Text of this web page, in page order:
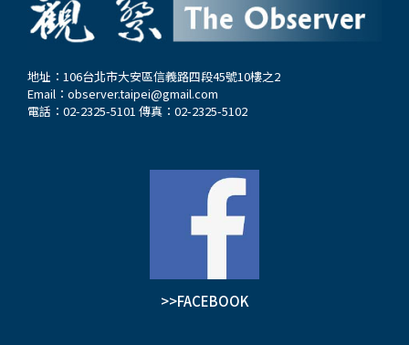
地址：106台北市大安區信義路四段45號10樓之2
Email： observer.taipei@gmail.com
電話：02-2325-5101 傳真：02-2325-5102
>>FACEBOOK